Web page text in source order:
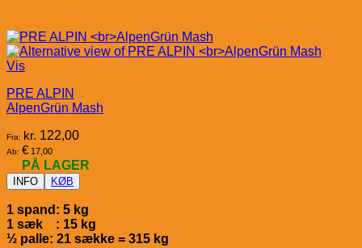
Vis
PRE ALPIN
AlpenGrün Mash
Fra: kr. 122,00
Ab: € 17,00
PÅ LAGER
INFO KØB
1 spand: 5 kg
1 sæk : 15 kg
½ palle: 21 sække = 315 kg